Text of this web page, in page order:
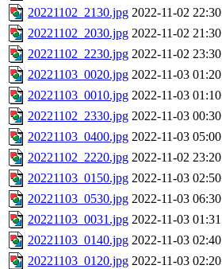
20221102_2130.jpg 2022-11-02 22:30
20221102_2030.jpg 2022-11-02 21:30
20221102_2230.jpg 2022-11-02 23:30
20221103_0020.jpg 2022-11-03 01:20
20221103_0010.jpg 2022-11-03 01:10
20221102_2330.jpg 2022-11-03 00:30
20221103_0400.jpg 2022-11-03 05:00
20221102_2220.jpg 2022-11-02 23:20
20221103_0150.jpg 2022-11-03 02:50
20221103_0530.jpg 2022-11-03 06:30
20221103_0031.jpg 2022-11-03 01:31
20221103_0140.jpg 2022-11-03 02:40
20221103_0120.jpg 2022-11-03 02:20